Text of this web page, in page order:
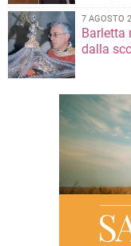
7 AGOSTO
Barletta
dalla